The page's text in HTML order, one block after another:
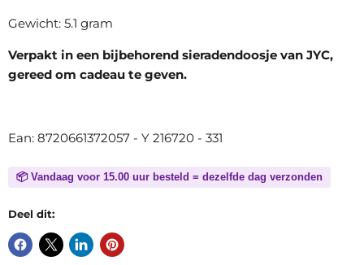
Gewicht: 5.1 gram
Verpakt in een bijbehorend sieradendoosje van JYC,
gereed om cadeau te geven.
Ean: 8720661372057 - Y 216720 - 331
📦 Vandaag voor 15.00 uur besteld = dezelfde dag verzonden
Deel dit: